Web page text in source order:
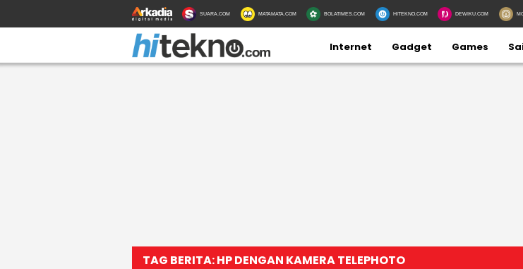
SUARA.COM MATAMATA.COM BOLATIMES.COM HITEKNO.COM DEWIKU.COM
Internet Gadget Games
TAG BERITA: HP DENGAN KAMERA TELEPHOTO